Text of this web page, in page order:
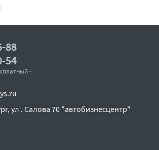
88
54
-
ул . Салова 70 "автобизнесцентр"